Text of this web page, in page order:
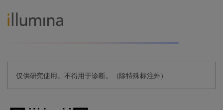
仅供研究使用。不得用于诊断。（除特殊标注外）